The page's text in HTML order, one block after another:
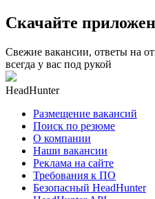
Скачайте
Свежие вакансии, ответы на
всегда у вас под рукой
HeadHunter
Размещение вакансий
Поиск по резюме
О компании
Наши вакансии
Реклама на сайте
Требования к ПО
Безопасный HeadHunter